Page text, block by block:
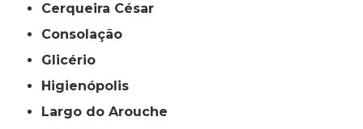
Cerqueira César
Consolação
Glicério
Higienópolis
Largo do Arouche